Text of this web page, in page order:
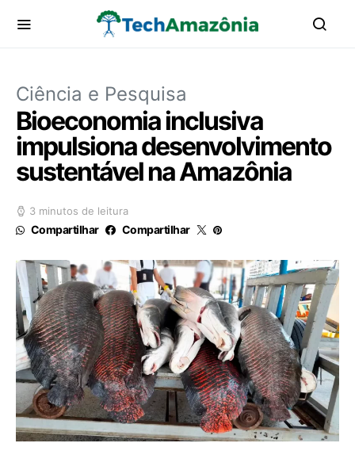
Ciência e Pesquisa
Bioeconomia inclusiva
impulsiona desenvolvimento
sustentável na Amazônia
3 minutos de leitura
Compartilhar Compartilhar